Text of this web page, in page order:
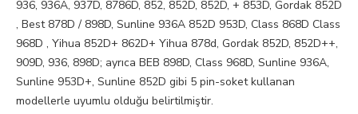
936, 936A, 937D, 8786D, 852, 852D, 852D, + 853D, Gordak 852D
, Best 878D / 898D, Sunline 936A 852D 953D, Class 868D Class
968D , Yihua 852D+ 862D+ Yihua 878d, Gordak 852D, 852D++,
909D, 936, 898D; ayrıca BEB 898D, Class 968D, Sunline 936A,
Sunline 953D+, Sunline 852D gibi 5 pin-soket kullanan
modellerle uyumlu olduğu belirtilmiştir.